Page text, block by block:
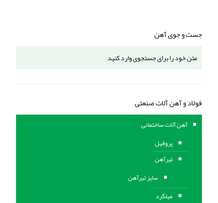
جست و جوی آهن
فولاد و آهن آلات صنعتی
آهن آلات ساختمانی
پروفیل
تیرآهن
سایز تیرآهن
میلگرد